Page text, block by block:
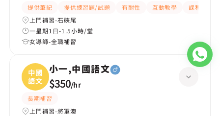
提供筆記 提供練習題/試題 有耐性 互動教學
課程設計
上門補習-石硤尾
一星期1日-1.5小時/堂
女導師-全職補習
中國
語文
小一,中國語文
$350/hr
長期補習
上門補習-將軍澳